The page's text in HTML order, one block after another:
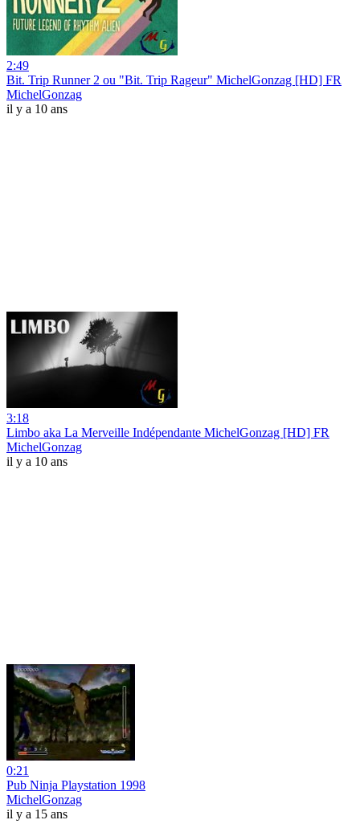
2:49
Bit. Trip Runner 2 ou "Bit. Trip Rageur" MichelGonzag [HD] FR
MichelGonzag
il y a 10 ans
3:18
Limbo aka La Merveille Indépendante MichelGonzag [HD] FR
MichelGonzag
il y a 10 ans
0:21
Pub Ninja Playstation 1998
MichelGonzag
il y a 15 ans